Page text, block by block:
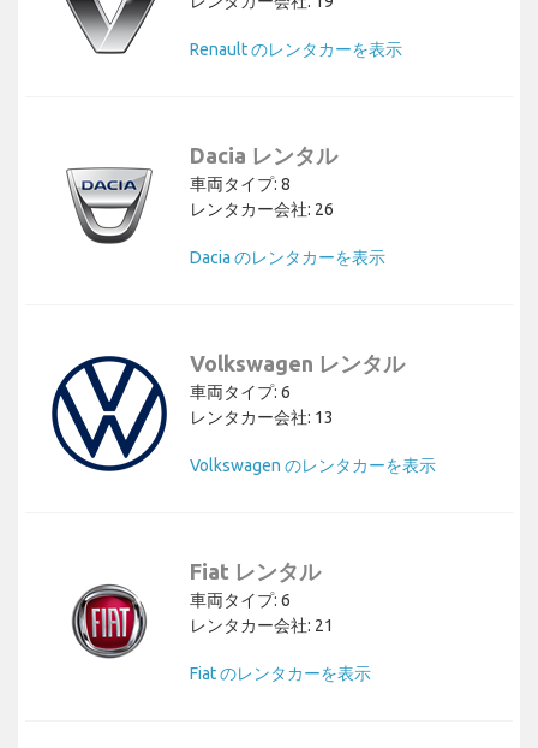
Renault のレンタカーを表示
Dacia レンタル
車両タイプ: 8
レンタカー会社: 26
Dacia のレンタカーを表示
Volkswagen レンタル
車両タイプ: 6
レンタカー会社: 13
Volkswagen のレンタカーを表示
Fiat レンタル
車両タイプ: 6
レンタカー会社: 21
Fiat のレンタカーを表示